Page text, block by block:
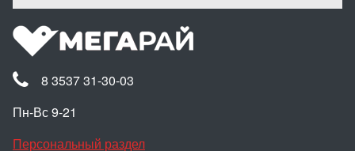
8 3537 31-30-03
Пн-Вс 9-21
Персональный раздел